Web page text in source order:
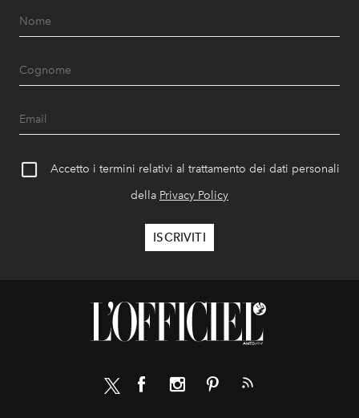
Accetto i termini relativi al trattamento dei dati personali
della Privacy Policy